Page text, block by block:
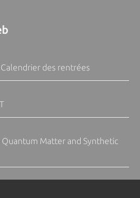
des rentrées
Matter and Synthetic